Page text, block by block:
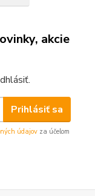
akcie
Prihlásiť sa
údajov za účelom